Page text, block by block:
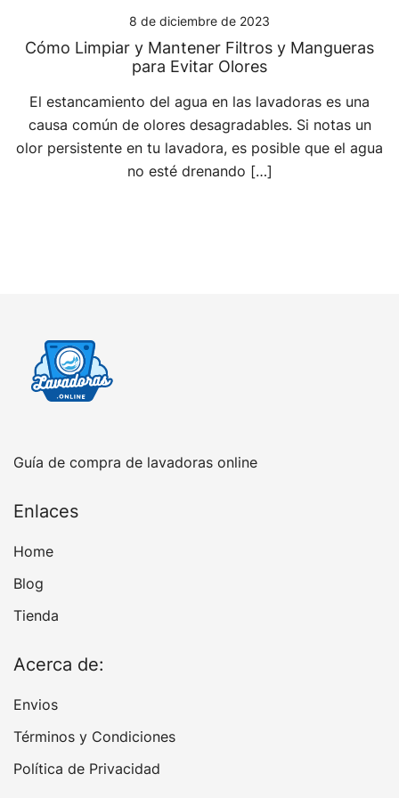
8 de diciembre de 2023
Cómo Limpiar y Mantener Filtros y Mangueras
para Evitar Olores
El estancamiento del agua en las lavadoras es una
causa común de olores desagradables. Si notas un
olor persistente en tu lavadora, es posible que el agua
no esté drenando […]
Guía de compra de lavadoras online
Enlaces
Home
Blog
Tienda
Acerca de:
Envios
Términos y Condiciones
Política de Privacidad